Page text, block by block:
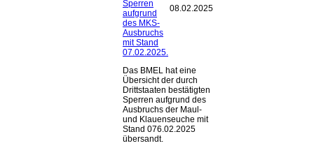
Sperren
aufgrund
des MKS-
Ausbruchs
mit Stand
07.02.2025.
08.02.2025
Das BMEL hat eine
Übersicht der durch
Drittstaaten bestätigten
Sperren aufgrund des
Ausbruchs der Maul-
und Klauenseuche mit
Stand 076.02.2025
übersandt.